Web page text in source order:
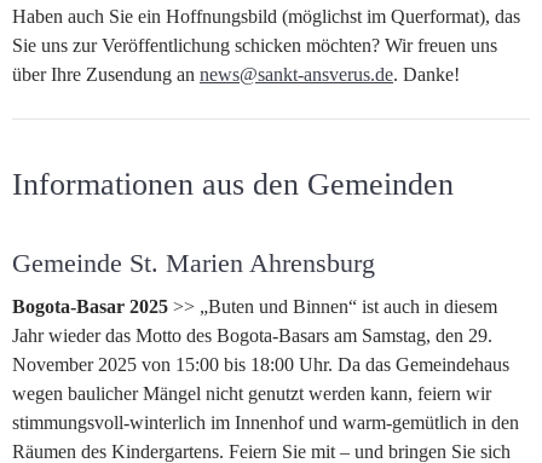
Haben auch Sie ein Hoffnungsbild (möglichst im Querformat), das
Sie uns zur Veröffentlichung schicken möchten? Wir freuen uns
über Ihre Zusendung an news@sankt-ansverus.de. Danke!
Informationen aus den Gemeinden
Gemeinde St. Marien Ahrensburg
Bogota-Basar 2025 >> „Buten und Binnen“ ist auch in diesem
Jahr wieder das Motto des Bogota-Basars am Samstag, den 29.
November 2025 von 15:00 bis 18:00 Uhr. Da das Gemeindehaus
wegen baulicher Mängel nicht genutzt werden kann, feiern wir
stimmungsvoll-winterlich im Innenhof und warm-gemütlich in den
Räumen des Kindergartens. Feiern Sie mit – und bringen Sie sich